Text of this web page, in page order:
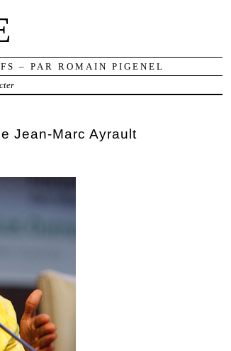
– PAR ROMAIN PIGENEL
Jean-Marc Ayrault